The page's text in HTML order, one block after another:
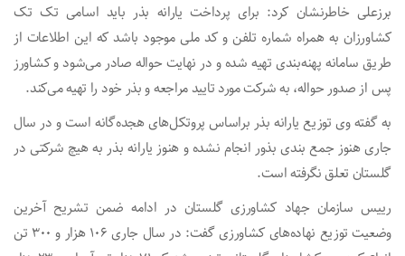
برزعلی خاطرنشان کرد: برای پرداخت یارانه بذر باید اسامی تک تک
کشاورزان به همراه شماره تلفن و کد ملی موجود باشد که این اطلاعات از
طریق سامانه پهنه‌بندی تهیه شده و در نهایت حواله صادر می‌شود و کشاورز
پس از صدور حواله، به شرکت مورد تایید مراجعه و بذر خود را تهیه می‌کند.
به گفته وی توزیع یارانه بذر براساس پروتکل‌های هجده‌گانه است و در سال
جاری هنوز جمع بندی بذور انجام نشده و هنوز یارانه‌ بذر به هیچ شرکتی در
گلستان تعلق نگرفته است.
رییس سازمان جهاد کشاورزی گلستان در ادامه ضمن تشریح آخرین
وضعیت توزیع نهاده‌های کشاورزی گفت: در سال جاری ۱۰۶ هزار و ۳۰۰ تن